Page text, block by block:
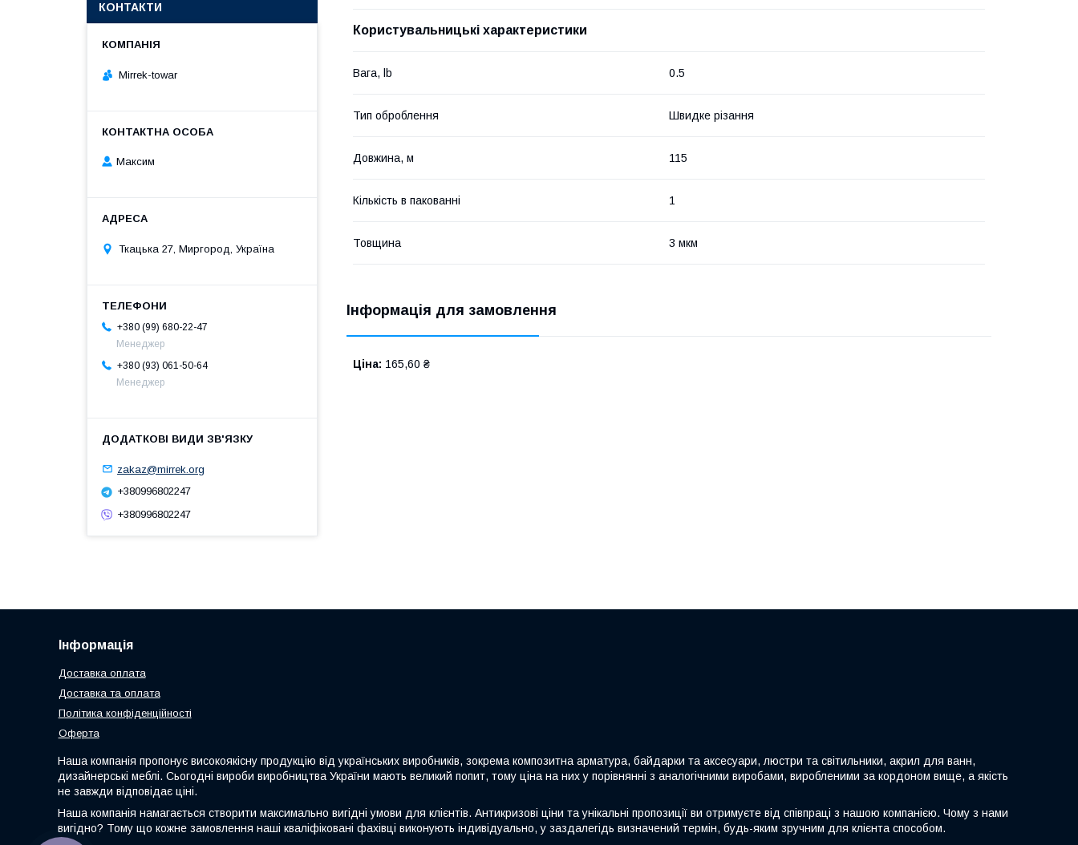
Користувальницькі характеристики
Вага, lb 0.5
Тип оброблення Швидке різання
Довжина, м 115
Кількість в пакованні 1
Товщина 3 мкм
Інформація для замовлення
Ціна: 165,60 ₴
КОНТАКТИ
Mirrek-towar
Максим
Ткацька 27, Миргород, Україна
+380 (99) 680-22-47
Менеджер
+380 (93) 061-50-64
Менеджер
zakaz@mirrek.org
+380996802247
+380996802247
Інформація
Доставка оплата
Доставка та оплата
Політика конфіденційності
Оферта
Наша компанія пропонує високоякісну продукцію від українських виробників, зокрема композитна арматура, байдарки та аксесуари, люстри та світильники, акрил для ванн,
дизайнерські меблі. Сьогодні вироби виробництва України мають великий попит, тому ціна на них у порівнянні з аналогічними виробами, виробленими за кордоном вище, а якість
не завжди відповідає ціні.
Наша компанія намагається створити максимально вигідні умови для клієнтів. Антикризові ціни та унікальні пропозиції ви отримуєте від співпраці з нашою компанією. Чому з нами
вигідно? Тому що кожне замовлення наші кваліфіковані фахівці виконують індивідуально, у заздалегідь визначений термін, будь-яким зручним для клієнта способом.